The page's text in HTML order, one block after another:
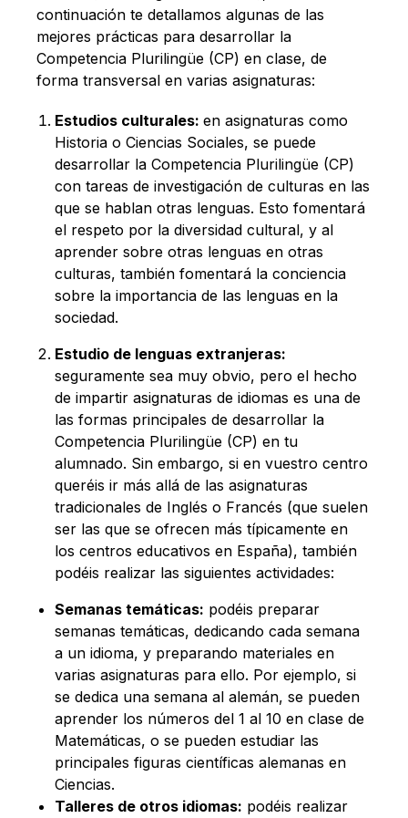
continuación te detallamos algunas de las
mejores prácticas para desarrollar la
Competencia Plurilingüe (CP) en clase, de
forma transversal en varias asignaturas:
Estudios culturales: en asignaturas como
Historia o Ciencias Sociales, se puede
desarrollar la Competencia Plurilingüe (CP)
con tareas de investigación de culturas en las
que se hablan otras lenguas. Esto fomentará
el respeto por la diversidad cultural, y al
aprender sobre otras lenguas en otras
culturas, también fomentará la conciencia
sobre la importancia de las lenguas en la
sociedad.
Estudio de lenguas extranjeras:
seguramente sea muy obvio, pero el hecho
de impartir asignaturas de idiomas es una de
las formas principales de desarrollar la
Competencia Plurilingüe (CP) en tu
alumnado. Sin embargo, si en vuestro centro
queréis ir más allá de las asignaturas
tradicionales de Inglés o Francés (que suelen
ser las que se ofrecen más típicamente en
los centros educativos en España), también
podéis realizar las siguientes actividades:
Semanas temáticas: podéis preparar
semanas temáticas, dedicando cada semana
a un idioma, y preparando materiales en
varias asignaturas para ello. Por ejemplo, si
se dedica una semana al alemán, se pueden
aprender los números del 1 al 10 en clase de
Matemáticas, o se pueden estudiar las
principales figuras científicas alemanas en
Ciencias.
Talleres de otros idiomas: podéis realizar